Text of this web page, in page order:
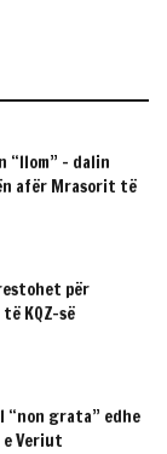
“llom” – dalin
afër Mrasorit të
për
KQZ-së
“non grata” edhe
Veriut